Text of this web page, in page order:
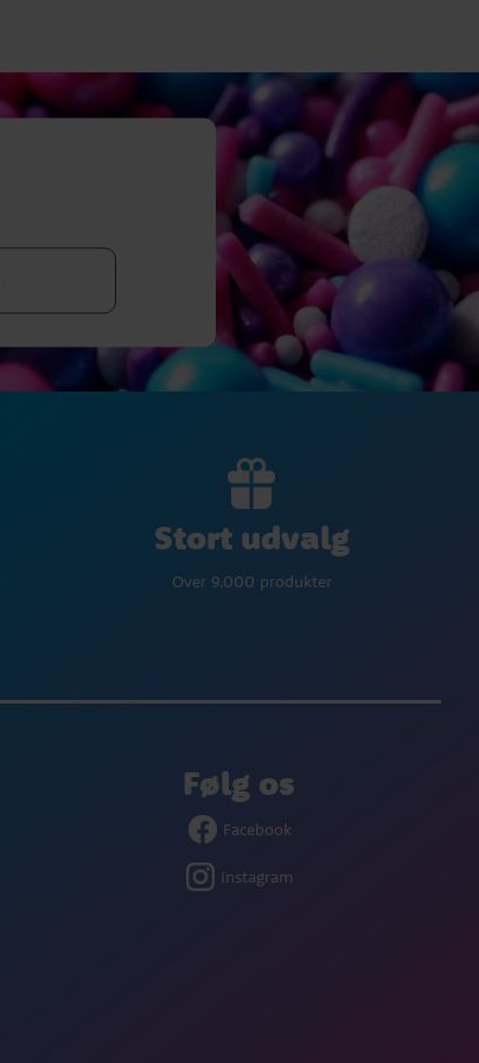
Stort udvalg
Over 9.000 produkter
Følg os
Facebook
Instagram